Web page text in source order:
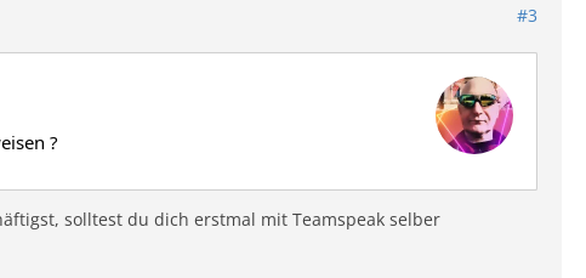
#3
?
solltest du dich erstmal mit Teamspeak selber